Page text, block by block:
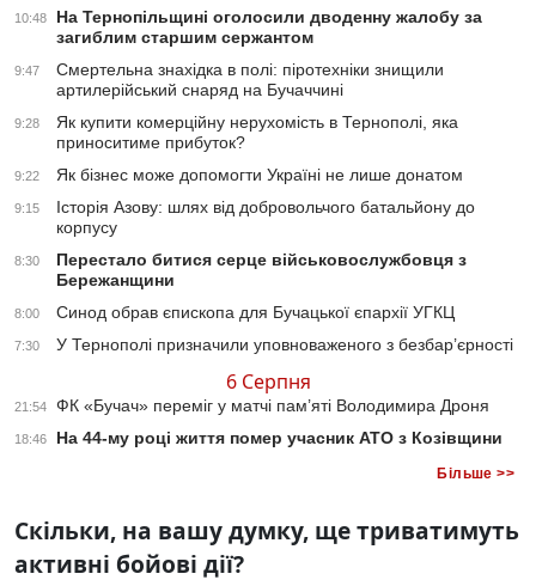
10:48
На Тернопільщині оголосили дводенну жалобу за
загиблим старшим сержантом
9:47
Смертельна знахідка в полі: піротехніки знищили
артилерійський снаряд на Бучаччині
9:28
Як купити комерційну нерухомість в Тернополі, яка
приноситиме прибуток?
9:22 Як бізнес може допомогти Україні не лише донатом
9:15
Історія Азову: шлях від добровольчого батальйону до
корпусу
8:30
Перестало битися серце військовослужбовця з
Бережанщини
8:00 Синод обрав єпископа для Бучацької єпархії УГКЦ
7:30 У Тернополі призначили уповноваженого з безбар’єрності
6 Серпня
21:54 ФК «Бучач» переміг у матчі пам’яті Володимира Дроня
18:46 На 44-му році життя помер учасник АТО з Козівщини
Більше >>
Скільки, на вашу думку, ще триватимуть
активні бойові дії?